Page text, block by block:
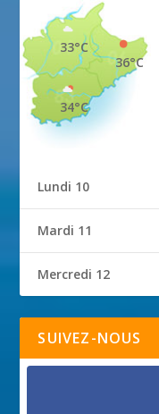
36°C
33°C
34°C
Lundi 10
Mardi 11
Mercredi 12
SUIVEZ-NOUS